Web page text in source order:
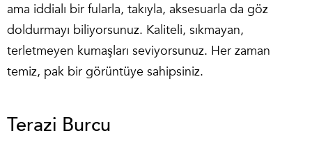
ama iddialı bir fularla, takıyla, aksesuarla da göz
doldurmayı biliyorsunuz. Kaliteli, sıkmayan,
terletmeyen kumaşları seviyorsunuz. Her zaman
temiz, pak bir görüntüye sahipsiniz.
Terazi Burcu